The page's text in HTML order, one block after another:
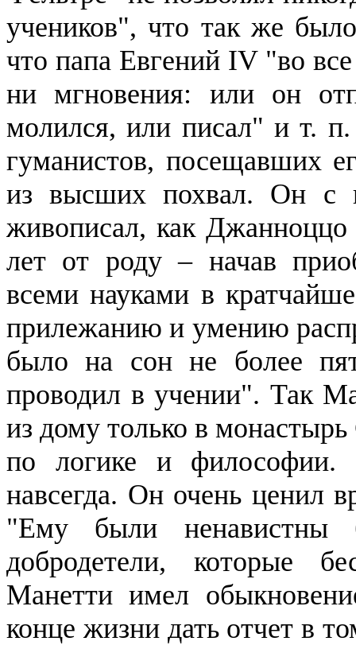
учеников", что так же
что папа Евгений IV "во
ни мгновения: или он
молился, или писал" и т.
гуманистов, посещавших
из высших похвал. Он с
живописал, какДжанноццо
лет от роду – начав
всеми науками в
прилежанию и умению
было на сон не более
проводил в учении". Так
из дому только в монастырь
по логике и философии.
навсегда. Он очень ценил
"Ему были ненавистны
добродетели, которые
Манетти имел
конце жизни дать отчет в